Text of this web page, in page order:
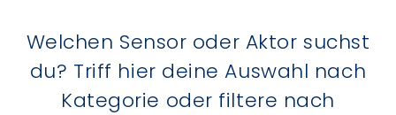
Welchen Sensor oder Aktor suchst
du? Triff hier deine Auswahl nach
Kategorie oder filtere nach